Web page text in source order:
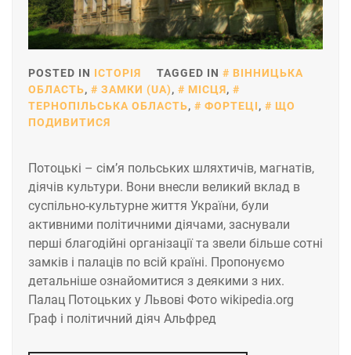
POSTED IN ІСТОРІЯ TAGGED IN
ВІННИЦЬКА
ОБЛАСТЬ, ЗАМКИ (UA), МІСЦЯ,
ТЕРНОПІЛЬСЬКА ОБЛАСТЬ, ФОРТЕЦІ,
ЩО
ПОДИВИТИСЯ
Потоцькі – сім’я польських шляхтичів, магнатів,
діячів культури. Вони внесли великий вклад в
суспільно-культурне життя України, були
активними політичними діячами, заснували
перші благодійні організації та звели більше сотні
замків і палаців по всій країні. Пропонуємо
детальніше ознайомитися з деякими з них.
Палац Потоцьких у Львові Фото wikipedia.org
Граф і політичний діяч Альфред